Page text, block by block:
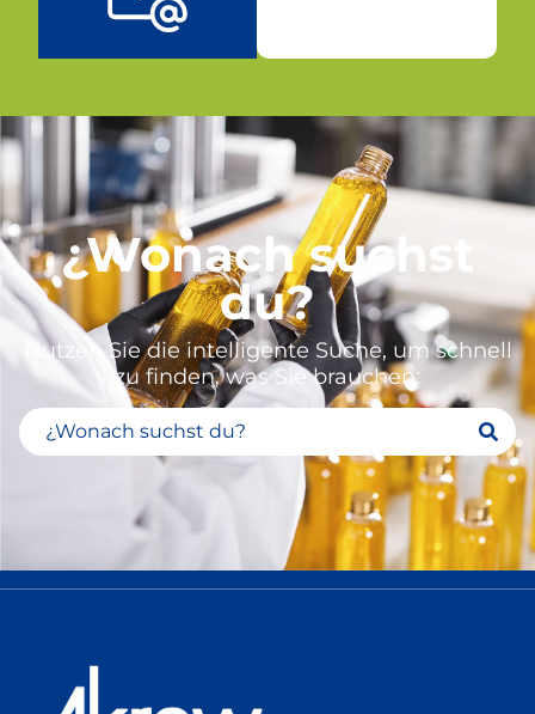
¿Wonach suchst
du?
Nutzen Sie die intelligente Suche, um schnell
zu finden, was Sie brauchen: